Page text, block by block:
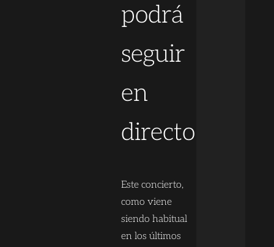
podrá
seguir
en
directo
Este concierto,
como viene
siendo habitual
en los últimos